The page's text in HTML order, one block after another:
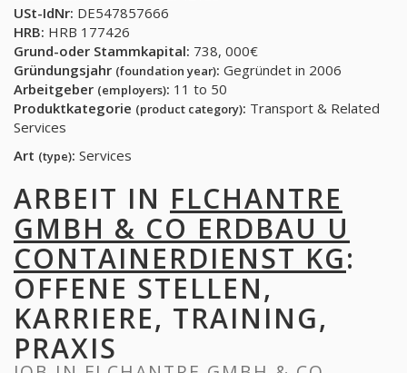
USt-IdNr: DE547857666
HRB: HRB 177426
Grund-oder Stammkapital: 738, 000€
Gründungsjahr (foundation year): Gegründet in 2006
Arbeitgeber (employers): 11 to 50
Produktkategorie (product category): Transport & Related
Services
Art (type): Services
ARBEIT IN FLCHANTRE
GMBH & CO ERDBAU U
CONTAINERDIENST KG:
OFFENE STELLEN,
KARRIERE, TRAINING,
PRAXIS